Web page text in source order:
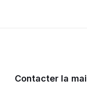
Contacter la